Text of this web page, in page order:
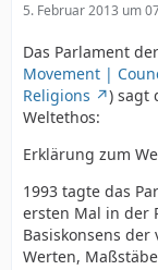
5. Februar 2013 um
Das Parlament
Movement |
Religions
) sagt
Weltethos:
Erklärung zum
1993 tagte das
ersten Mal in der
Basiskonsens
Werten,